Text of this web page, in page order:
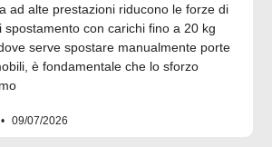
ad alte prestazioni riducono le forze di
spostamento con carichi fino a 20 kg
serve spostare manualmente porte
è fondamentale che lo sforzo
09/07/2026